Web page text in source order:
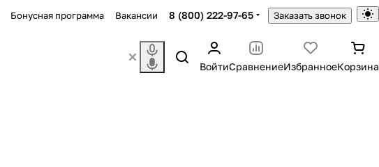
Бонусная программа Вакансии 8 (800) 222-97-65 Заказать звонок
ВойтиСравнениеИзбранноеКорзина